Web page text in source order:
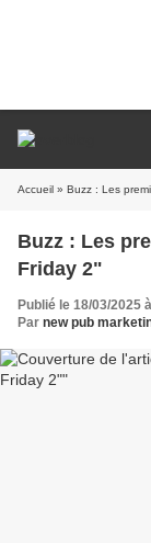
Accueil » Buzz : Les
Buzz : Les
Friday 2"
Publié le 18/03/2025
Par new pub